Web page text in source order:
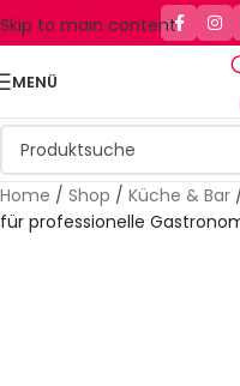
Skip to main content
MENÜ
Home / Shop / Küche & Bar
für professionelle